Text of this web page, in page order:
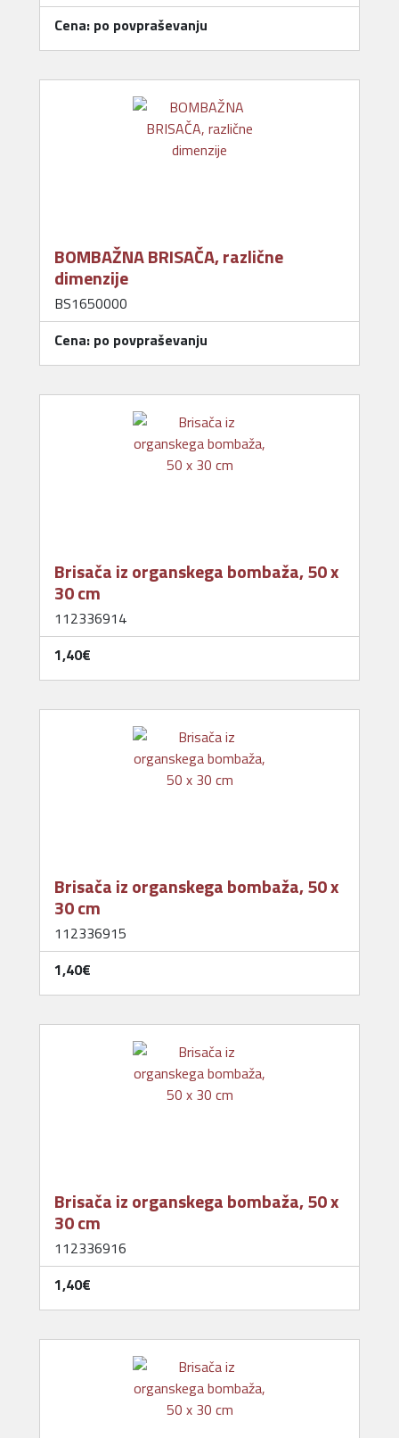
Cena: po povpraševanju
BOMBAŽNA BRISAČA, različne
dimenzije
BS1650000
Cena: po povpraševanju
Brisača iz organskega bombaža, 50 x
30 cm
112336914
1,40‎€
Brisača iz organskega bombaža, 50 x
30 cm
112336915
1,40‎€
Brisača iz organskega bombaža, 50 x
30 cm
112336916
1,40‎€